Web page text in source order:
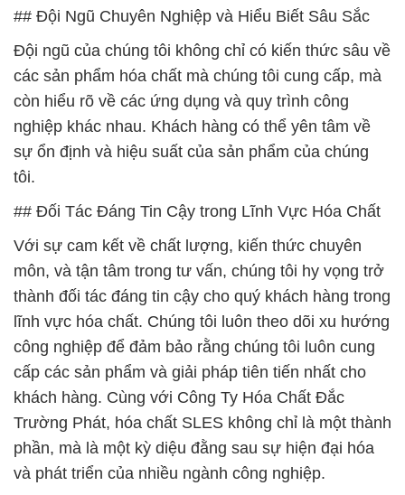
## Đội Ngũ Chuyên Nghiệp và Hiểu Biết Sâu Sắc
Đội ngũ của chúng tôi không chỉ có kiến thức sâu về
các sản phẩm hóa chất mà chúng tôi cung cấp, mà
còn hiểu rõ về các ứng dụng và quy trình công
nghiệp khác nhau. Khách hàng có thể yên tâm về
sự ổn định và hiệu suất của sản phẩm của chúng
tôi.
## Đối Tác Đáng Tin Cậy trong Lĩnh Vực Hóa Chất
Với sự cam kết về chất lượng, kiến thức chuyên
môn, và tận tâm trong tư vấn, chúng tôi hy vọng trở
thành đối tác đáng tin cậy cho quý khách hàng trong
lĩnh vực hóa chất. Chúng tôi luôn theo dõi xu hướng
công nghiệp để đảm bảo rằng chúng tôi luôn cung
cấp các sản phẩm và giải pháp tiên tiến nhất cho
khách hàng. Cùng với Công Ty Hóa Chất Đắc
Trường Phát, hóa chất SLES không chỉ là một thành
phần, mà là một kỳ diệu đằng sau sự hiện đại hóa
và phát triển của nhiều ngành công nghiệp.